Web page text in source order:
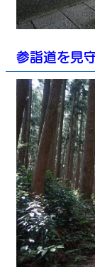
参詣道を見